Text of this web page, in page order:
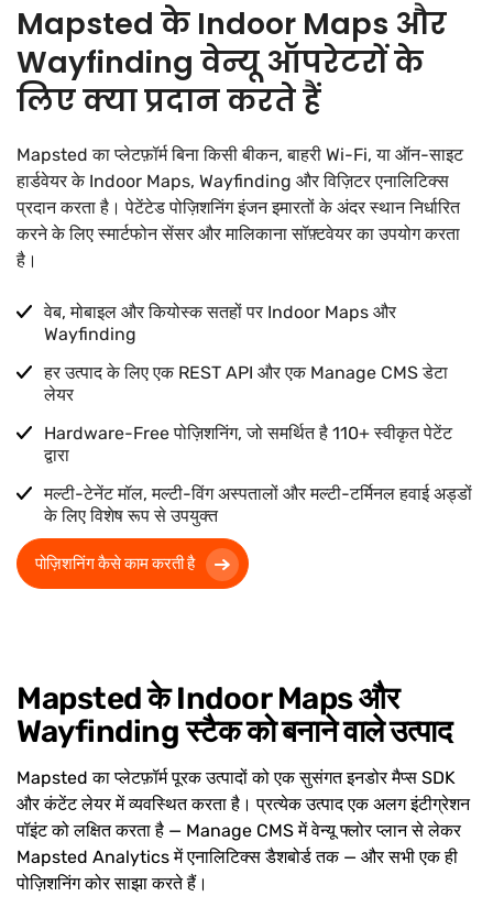
Mapsted के Indoor Maps और
Wayfinding वेन्यू ऑपरेटरों के
लिए क्या प्रदान करते हैं
Mapsted का प्लेटफ़ॉर्म बिना किसी बीकन, बाहरी Wi-Fi, या ऑन-साइट
हार्डवेयर के Indoor Maps, Wayfinding और विज़िटर एनालिटिक्स
प्रदान करता है। पेटेंटेड पोज़िशनिंग इंजन इमारतों के अंदर स्थान निर्धारित
करने के लिए स्मार्टफोन सेंसर और मालिकाना सॉफ़्टवेयर का उपयोग करता
है।
वेब, मोबाइल और कियोस्क सतहों पर Indoor Maps और
Wayfinding
हर उत्पाद के लिए एक REST API और एक Manage CMS डेटा
लेयर
Hardware-Free पोज़िशनिंग, जो समर्थित है 110+ स्वीकृत पेटेंट
द्वारा
मल्टी-टेनेंट मॉल, मल्टी-विंग अस्पतालों और मल्टी-टर्मिनल हवाई अड्डों
के लिए विशेष रूप से उपयुक्त
पोज़िशनिंग कैसे काम करती है
Mapsted के Indoor Maps और
Wayfinding स्टैक को बनाने वाले उत्पाद
Mapsted का प्लेटफ़ॉर्म पूरक उत्पादों को एक सुसंगत इनडोर मैप्स SDK
और कंटेंट लेयर में व्यवस्थित करता है। प्रत्येक उत्पाद एक अलग इंटीग्रेशन
पॉइंट को लक्षित करता है — Manage CMS में वेन्यू फ्लोर प्लान से लेकर
Mapsted Analytics में एनालिटिक्स डैशबोर्ड तक — और सभी एक ही
पोज़िशनिंग कोर साझा करते हैं।